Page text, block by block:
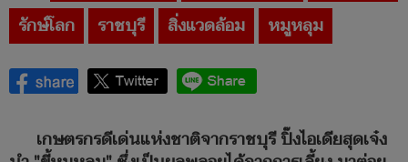
รักษ์โลก
ราชบุรี สิ่งแวดล้อม หมูหลุม
เกษตรกรดีเด่นแห่งชาติจากราชบุรี ปิ๊งไอเดียสุดเจ๋ง